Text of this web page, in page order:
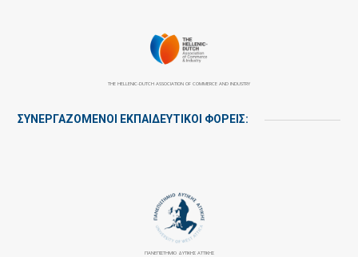
THE HELLENIC-DUTCH ASSOCIATION OF COMMERCE AND INDUSTRY
ΣΥΝΕΡΓΑΖΌΜΕΝΟΙ ΕΚΠΑΙΔΕΥΤΙΚΟΊ ΦΟΡΕΊΣ:
ΠΑΝΕΠΙΣΤΉΜΙΟ ΔΥΤΙΚΉΣ ΑΤΤΙΚΉΣ